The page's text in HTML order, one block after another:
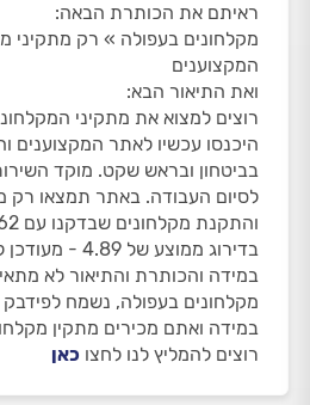
ראיתם את הכותרת הבאה:
מקלחונים בעפולה » רק מתקיני
המקצוענים
ואת התיאור הבא:
רוצים למצוא את מתקיני
היכנסו עכשיו לאתר המקצוענים
בביטחון ובראש שקט. מוקד
לסיום העבודה. באתר תמצאו רק
בדירוג ממוצע של 4.89 - מעודכן ל 25/06/2026.
במידה והכותרת והתיאור לא
מקלחונים בעפולה, נשמח לפידבק
במידה ואתם מכירים מתקין
רוצים להמליץ לנו לחצו כאן